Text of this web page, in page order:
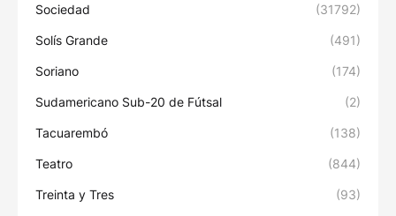
Sociedad (31792)
Solís Grande (491)
Soriano (174)
Sudamericano Sub-20 de Fútsal (2)
Tacuarembó (138)
Teatro (844)
Treinta y Tres (93)